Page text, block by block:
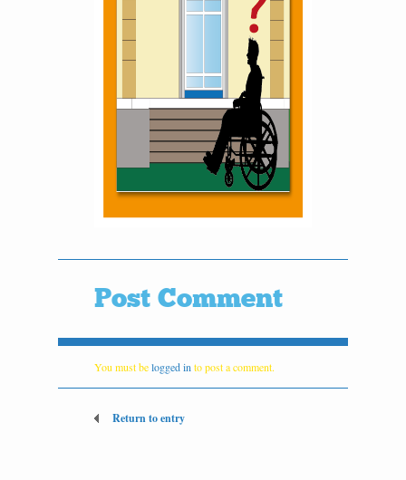
Post Comment
You must belogged in to post a comment.
Return to entry